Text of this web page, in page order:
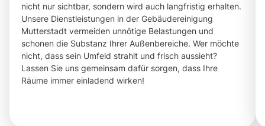
nicht nur sichtbar, sondern wird auch langfristig erhalten.
Unsere Dienstleistungen in der Gebäudereinigung
Mutterstadt vermeiden unnötige Belastungen und
schonen die Substanz Ihrer Außenbereiche. Wer möchte
nicht, dass sein Umfeld strahlt und frisch aussieht?
Lassen Sie uns gemeinsam dafür sorgen, dass Ihre
Räume immer einladend wirken!